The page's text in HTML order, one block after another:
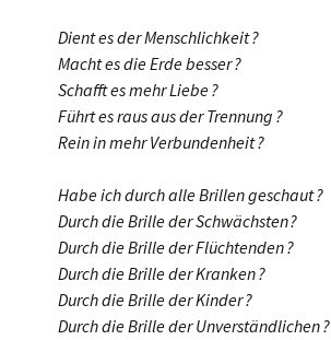
Dient es der Menschlichkeit ?
Macht es die Erde besser ?
Schafft es mehr Liebe ?
Führt es raus aus der Trennung ?
Rein in mehr Verbundenheit ?
Habe ich durch alle Brillen geschaut ?
Durch die Brille der Schwächsten ?
Durch die Brille der Flüchtenden ?
Durch die Brille der Kranken ?
Durch die Brille der Kinder ?
Durch die Brille der Unverständlichen ?